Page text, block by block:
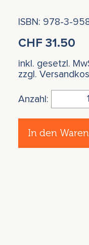
ISBN: 978-3-
CHF 31.50
inkl. gesetzl.
zzgl.
Anzahl:
In den